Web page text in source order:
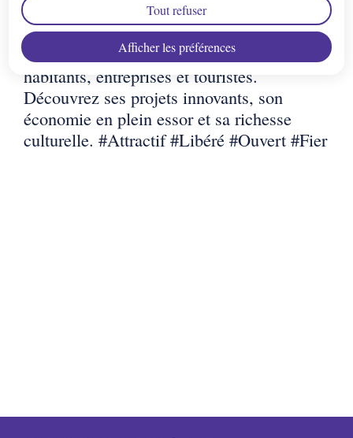
Afficher les préférences
Tout refuser
Champs/Yonne
Charbuy
Chevannes
un cadre de vie dynamique et attractif.
Entre patrimoine d’exception, vignobles
renommés et nature préservée, elle séduit
habitants, entreprises et touristes.
Découvrez ses projets innovants, son
économie en plein essor et sa richesse
culturelle. #Attractif #Libéré #Ouvert #Fier